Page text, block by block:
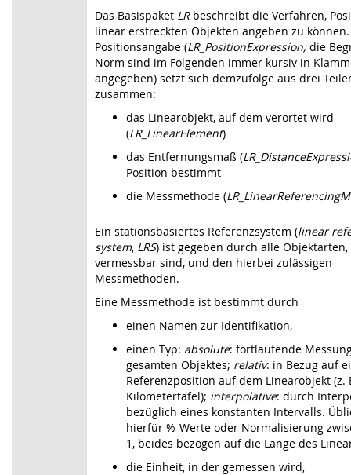
Das Basispaket LR beschreibt die Verfahren,
linear erstreckten Objekten angeben zu
Positionsangabe (LR_PositionExpression;die
Norm sind im Folgenden immer kursiv in
angegeben) setzt sich demzufolge aus drei
zusammen:
das Linearobjekt, auf dem verortet wird
(LR_LinearElement)
das Entfernungsmaß (
Position bestimmt
die Messmethode (
Ein stationsbasiertes Referenzsystem (linear
system, LRS) ist gegeben durch alle Objektarten,
vermessbar sind, und den hierbei zulässigen
Messmethoden.
Eine Messmethode ist bestimmt durch
einen Namen zur Identifikation,
einen Typ: absolute: fortlaufende
gesamten Objektes; relativ: in Bezug auf
Referenzposition auf dem Linearobjekt (z.
Kilometertafel); interpolative: durch
bezüglich eines konstanten Intervalls.
hierfür %-Werte oder Normalisierung
1, beides bezogen auf die Länge des
die Einheit, in der gemessen wird,